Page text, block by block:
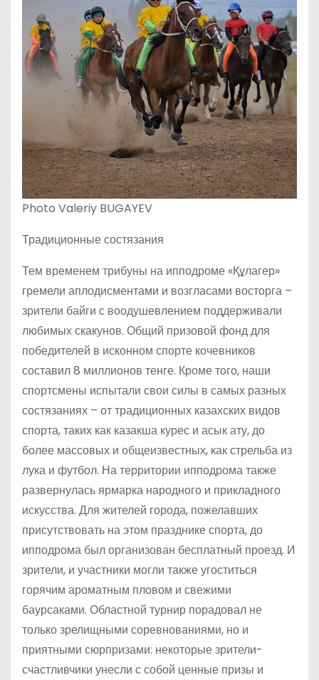
Photo Valeriy BUGAYEV
Традиционные состязания
Тем временем трибуны на ипподроме «Құлагер»
гремели аплодисментами и возгласами восторга –
зрители байги с воодушевлением поддерживали
любимых скакунов. Общий призовой фонд для
победителей в исконном спорте кочевников
составил 8 миллионов тенге. Кроме того, наши
спортсмены испытали свои силы в самых разных
состязаниях – от традиционных казахских видов
спорта, таких как казакша курес и асык ату, до
более массовых и общеизвестных, как стрельба из
лука и футбол. На территории ипподрома также
развернулась ярмарка народного и прикладного
искусства. Для жителей города, пожелавших
присутствовать на этом празднике спорта, до
ипподрома был организован бесплатный проезд. И
зрители, и участники могли также угоститься
горячим ароматным пловом и свежими
баурсаками. Областной турнир порадовал не
только зрелищными соревнованиями, но и
приятными сюрпризами: некоторые зрители-
счастливчики унесли с собой ценные призы и